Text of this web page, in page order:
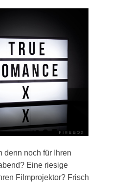
denn noch für Ihren
Eine riesige
Filmprojektor? Frisch